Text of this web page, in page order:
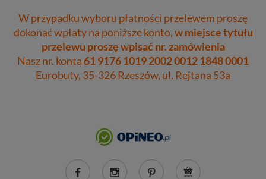
W przypadku wyboru płatności przelewem proszę
dokonać wpłaty na poniższe konto,w miejsce tytułu
przelewu proszę wpisać nr. zamówienia
Nasz nr. konta61 9176 1019 2002 0012 1848 0001
Eurobuty, 35-326 Rzeszów, ul. Rejtana 53a